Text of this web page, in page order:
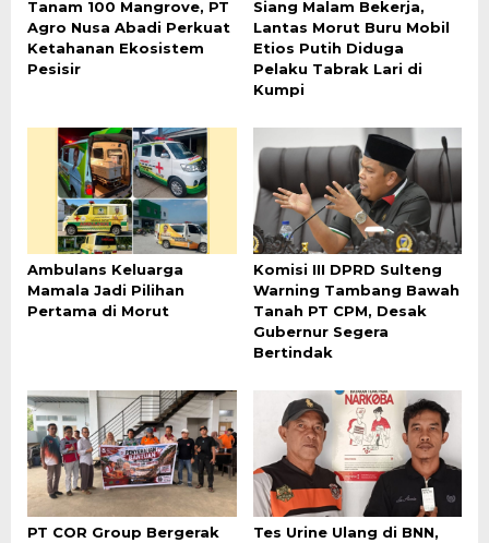
Tanam 100 Mangrove, PT
Agro Nusa Abadi Perkuat
Ketahanan Ekosistem
Pesisir
Siang Malam Bekerja,
Lantas Morut Buru Mobil
Etios Putih Diduga
Pelaku Tabrak Lari di
Kumpi
Ambulans Keluarga
Mamala Jadi Pilihan
Pertama di Morut
Komisi III DPRD Sulteng
Warning Tambang Bawah
Tanah PT CPM, Desak
Gubernur Segera
Bertindak
PT COR Group Bergerak
Tes Urine Ulang di BNN,